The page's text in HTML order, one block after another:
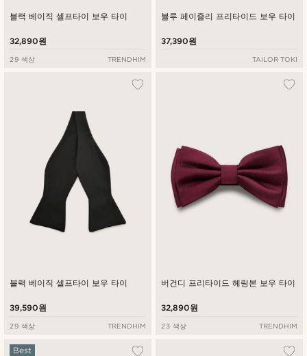
블랙 베이직 셀프타이 보우 타이
32,890원
29 색상 TRENDHIM
블루 페이즐리 프리타이드 보우 타이
37,390원
TAILOR TOKI
블랙 베이직 셀프타이 보우 타이
39,590원
29 색상 TRENDHIM
버건디 프리타이드 헤링본 보우 타이
32,890원
23 색상 TRENDHIM
Best